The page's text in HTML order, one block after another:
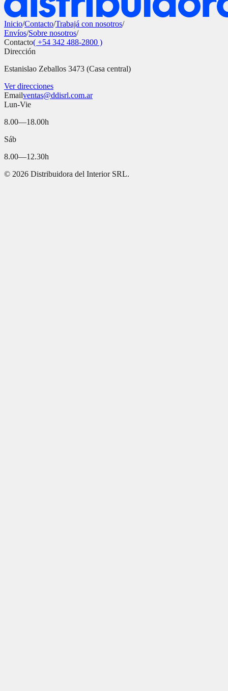
Inicio/Contacto/Trabajá con nosotros/
Envíos/Sobre nosotros/
Contacto( +54 342 488-2800 )
Dirección
Estanislao Zeballos 3473 (Casa central)
Ver direcciones
Emailventas@ddisrl.com.ar
Lun-Vie
8.00—18.00h
Sáb
8.00—12.30h
© 2026 Distribuidora del Interior SRL.